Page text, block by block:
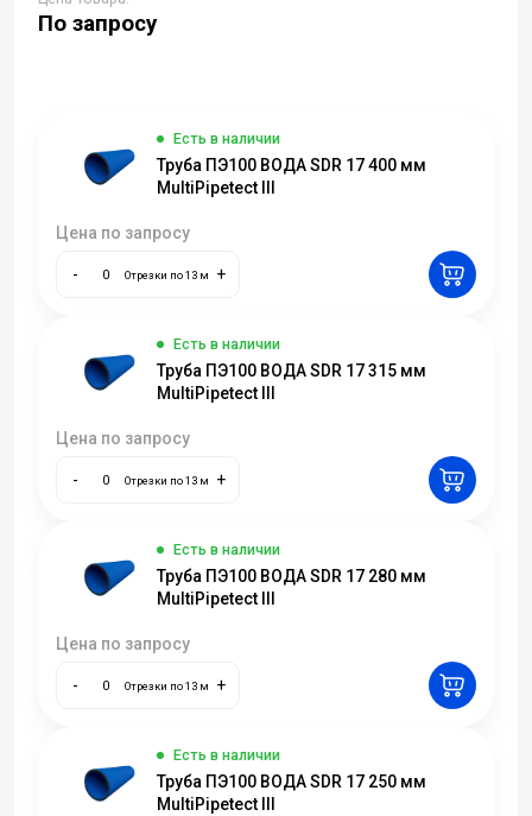
По запросу
Есть в наличии
Труба ПЭ100 ВОДА SDR 17 400 мм
MultiPipetect III
Цена по запросу
- Отрезки по 13 м +
Есть в наличии
Труба ПЭ100 ВОДА SDR 17 315 мм
MultiPipetect III
Цена по запросу
- Отрезки по 13 м +
Есть в наличии
Труба ПЭ100 ВОДА SDR 17 280 мм
MultiPipetect III
Цена по запросу
- Отрезки по 13 м +
Есть в наличии
Труба ПЭ100 ВОДА SDR 17 250 мм
MultiPipetect III